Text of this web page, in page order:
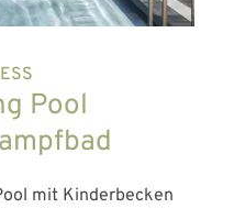
Pool
mit Kinderbecken